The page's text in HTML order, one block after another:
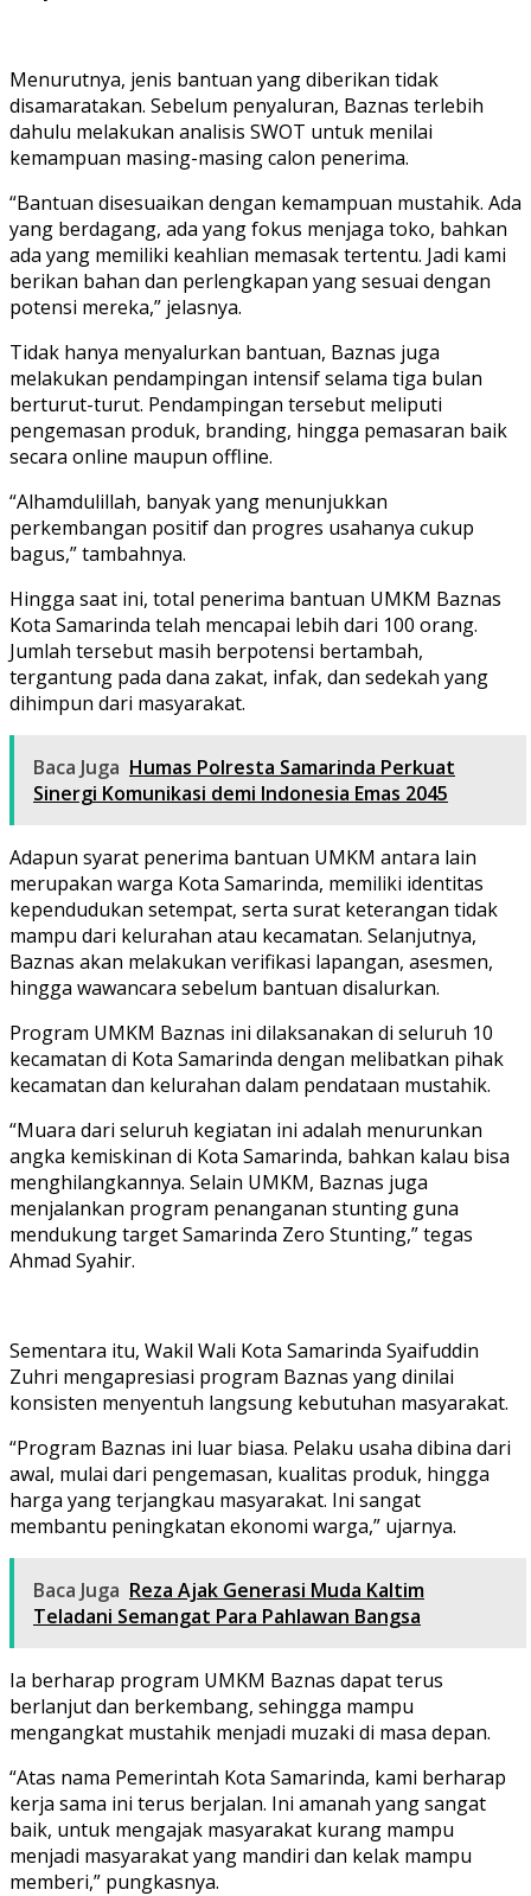
Menurutnya, jenis bantuan yang diberikan tidak
disamaratakan. Sebelum penyaluran, Baznas terlebih
dahulu melakukan analisis SWOT untuk menilai
kemampuan masing-masing calon penerima.
“Bantuan disesuaikan dengan kemampuan mustahik. Ada
yang berdagang, ada yang fokus menjaga toko, bahkan
ada yang memiliki keahlian memasak tertentu. Jadi kami
berikan bahan dan perlengkapan yang sesuai dengan
potensi mereka,” jelasnya.
Tidak hanya menyalurkan bantuan, Baznas juga
melakukan pendampingan intensif selama tiga bulan
berturut-turut. Pendampingan tersebut meliputi
pengemasan produk, branding, hingga pemasaran baik
secara online maupun offline.
“Alhamdulillah, banyak yang menunjukkan
perkembangan positif dan progres usahanya cukup
bagus,” tambahnya.
Hingga saat ini, total penerima bantuan UMKM Baznas
Kota Samarinda telah mencapai lebih dari 100 orang.
Jumlah tersebut masih berpotensi bertambah,
tergantung pada dana zakat, infak, dan sedekah yang
dihimpun dari masyarakat.
Baca Juga Humas Polresta Samarinda Perkuat
Sinergi Komunikasi demi Indonesia Emas 2045
Adapun syarat penerima bantuan UMKM antara lain
merupakan warga Kota Samarinda, memiliki identitas
kependudukan setempat, serta surat keterangan tidak
mampu dari kelurahan atau kecamatan. Selanjutnya,
Baznas akan melakukan verifikasi lapangan, asesmen,
hingga wawancara sebelum bantuan disalurkan.
Program UMKM Baznas ini dilaksanakan di seluruh 10
kecamatan di Kota Samarinda dengan melibatkan pihak
kecamatan dan kelurahan dalam pendataan mustahik.
“Muara dari seluruh kegiatan ini adalah menurunkan
angka kemiskinan di Kota Samarinda, bahkan kalau bisa
menghilangkannya. Selain UMKM, Baznas juga
menjalankan program penanganan stunting guna
mendukung target Samarinda Zero Stunting,” tegas
Ahmad Syahir.
Sementara itu, Wakil Wali Kota Samarinda Syaifuddin
Zuhri mengapresiasi program Baznas yang dinilai
konsisten menyentuh langsung kebutuhan masyarakat.
“Program Baznas ini luar biasa. Pelaku usaha dibina dari
awal, mulai dari pengemasan, kualitas produk, hingga
harga yang terjangkau masyarakat. Ini sangat
membantu peningkatan ekonomi warga,” ujarnya.
Baca Juga Reza Ajak Generasi Muda Kaltim
Teladani Semangat Para Pahlawan Bangsa
Ia berharap program UMKM Baznas dapat terus
berlanjut dan berkembang, sehingga mampu
mengangkat mustahik menjadi muzaki di masa depan.
“Atas nama Pemerintah Kota Samarinda, kami berharap
kerja sama ini terus berjalan. Ini amanah yang sangat
baik, untuk mengajak masyarakat kurang mampu
menjadi masyarakat yang mandiri dan kelak mampu
memberi,” pungkasnya.